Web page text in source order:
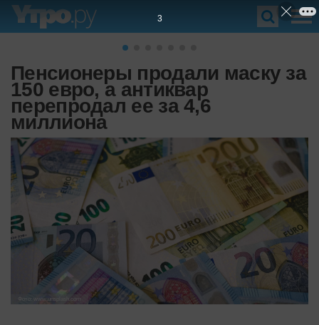
Пенсионеры продали маску за
150 евро, а антиквар
перепродал ее за 4,6
миллиона
Фото: www.unsplash.com
1